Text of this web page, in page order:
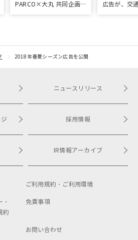
PARCO×大丸 共同企画
開催！
広告が、交
2018年春夏シーズン広告を公開
ニュースリリース
採用情報
IR情報アーカイブ
ご利用規約・ ご利用環境
約
免責事項
お問い合わせ